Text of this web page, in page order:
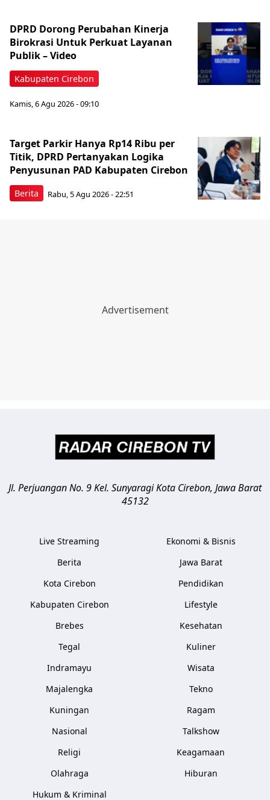
Kabupaten Cirebon
DPRD Dorong Perubahan Kinerja
Birokrasi Untuk Perkuat Layanan
Publik – Video
Kamis, 6 Agu 2026 - 09:10
Berita
Target Parkir Hanya Rp14 Ribu per
Titik, DPRD Pertanyakan Logika
Penyusunan PAD Kabupaten Cirebon
Rabu, 5 Agu 2026 - 22:51
Jl. Perjuangan No. 9 Kel. SunyaragiKota Cirebon, Jawa Barat
45132
Live Streaming
Berita
Kota Cirebon
Kabupaten Cirebon
Brebes
Tegal
Indramayu
Majalengka
Kuningan
Nasional
Religi
Olahraga
Hukum & Kriminal
Ekonomi & Bisnis
Jawa Barat
Pendidikan
Lifestyle
Kesehatan
Kuliner
Wisata
Tekno
Ragam
Talkshow
Keagamaan
Hiburan